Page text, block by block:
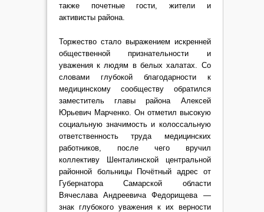
также почетные гости, жители и
активисты района.
Торжество стало выражением искренней
общественной признательности и
уважения к людям в белых халатах. Со
словами глубокой благодарности к
медицинскому сообществу обратился
заместитель главы района Алексей
Юрьевич Марченко. Он отметил высокую
социальную значимость и колоссальную
ответственность труда медицинских
работников, после чего вручил
коллективу Шенталинской центральной
районной больницы Почётный адрес от
Губернатора Самарской области
Вячеслава Андреевича Федорищева —
знак глубокого уважения к их верности